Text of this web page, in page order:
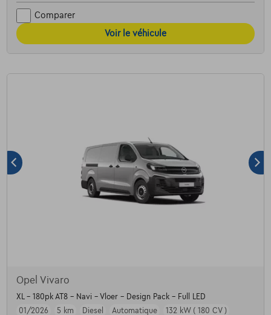
Comparer
Voir le véhicule
Opel Vivaro
XL - 180pk AT8 - Navi - Vloer - Design Pack - Full LED
01/2026
5 km Diesel Automatique 132 kW ( 180 CV )